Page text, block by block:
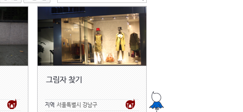
그림자 찾기
지역 서울특별시 강남구